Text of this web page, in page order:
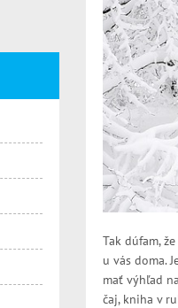
Tak dúfam,
u vás doma.
mať výhľad
čaj, kniha v